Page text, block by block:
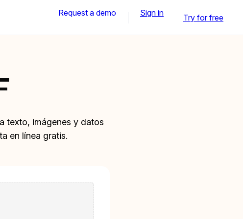
Request a demo Sign in Try for free
texto, imágenes y datos
en línea gratis.